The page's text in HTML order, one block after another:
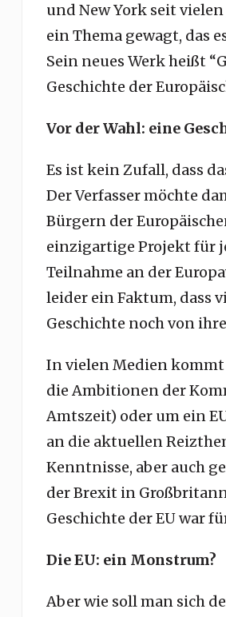
und New York seit
ein Thema gewagt, das
Sein neues Werk heißt
Geschichte der
Vor der Wahl: eine
Es ist kein Zufall, dass
Der Verfasser möchte
Bürgern der
einzigartige Projekt für
Teilnahme an der
leider ein Faktum, dass
Geschichte noch von
In vielen Medien kommt
die Ambitionen der
Amtszeit) oder um ein
an die aktuellen
Kenntnisse, aber auch
der Brexit in
Geschichte der EU war
Die EU: ein Monstrum?
Aber wie soll man sich